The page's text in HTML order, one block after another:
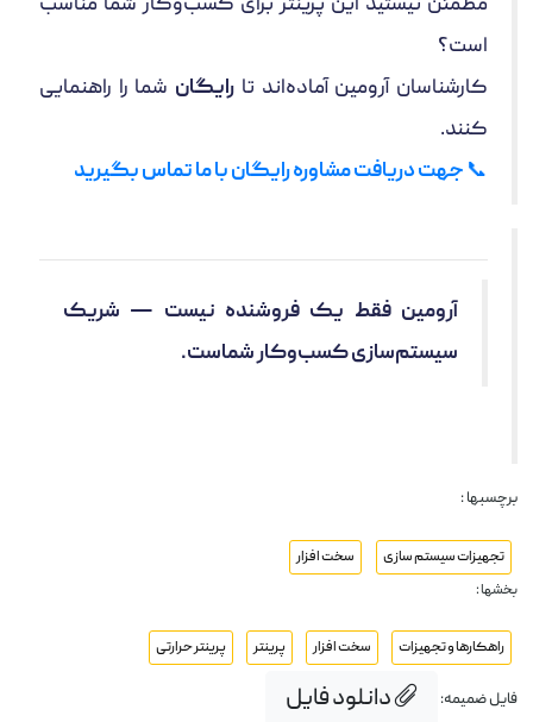
است؟
کارشناسان آرومین آماده‌اند تا رایگان شما را راهنمایی
کنند.
📞 جهت دریافت مشاوره رایگان با ما تماس بگیرید
آرومین فقط یک فروشنده نیست — شریک
سیستم‌سازی کسب‌وکار شماست.
برچسبها :
تجهیزات سیستم سازی
سخت افزار
بخشها :
راهکارها و تجهیزات سخت افزار پرینتر پرینتر حرارتی
فایل ضمیمه: دانلود فایل